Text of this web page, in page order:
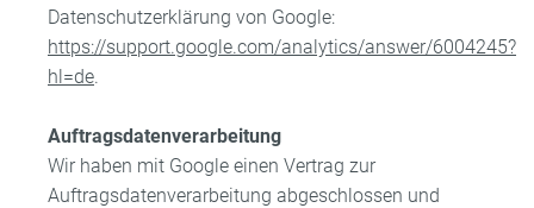
Datenschutzerklärung von Google:
https://support.google.com/analytics/answer/6004245?
hl=de.
Auftragsdatenverarbeitung
Wir haben mit Google einen Vertrag zur
Auftragsdatenverarbeitung abgeschlossen und